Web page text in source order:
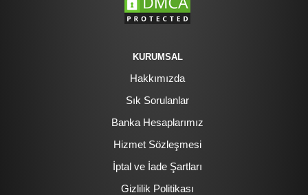
KURUMSAL
Hakkımızda
Sık Sorulanlar
Banka Hesaplarımız
Hizmet Sözleşmesi
İptal ve İade Şartları
Gizlilik Politikası